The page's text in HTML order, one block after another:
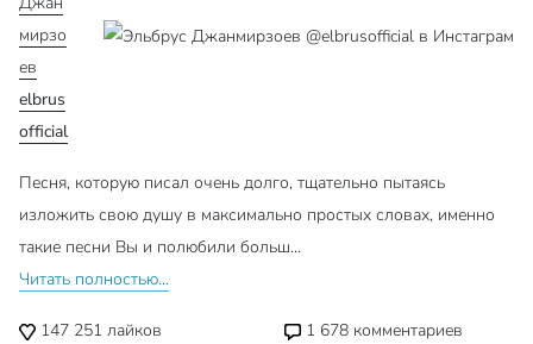
мирзо
ев
elbrus
official
Песня, которую писал очень долго, тщательно пытаясь
изложить свою душу в максимально простых словах, именно
такие песни Вы и полюбили больш…
Читать полностью...
147 251 лайков 1 678 комментариев